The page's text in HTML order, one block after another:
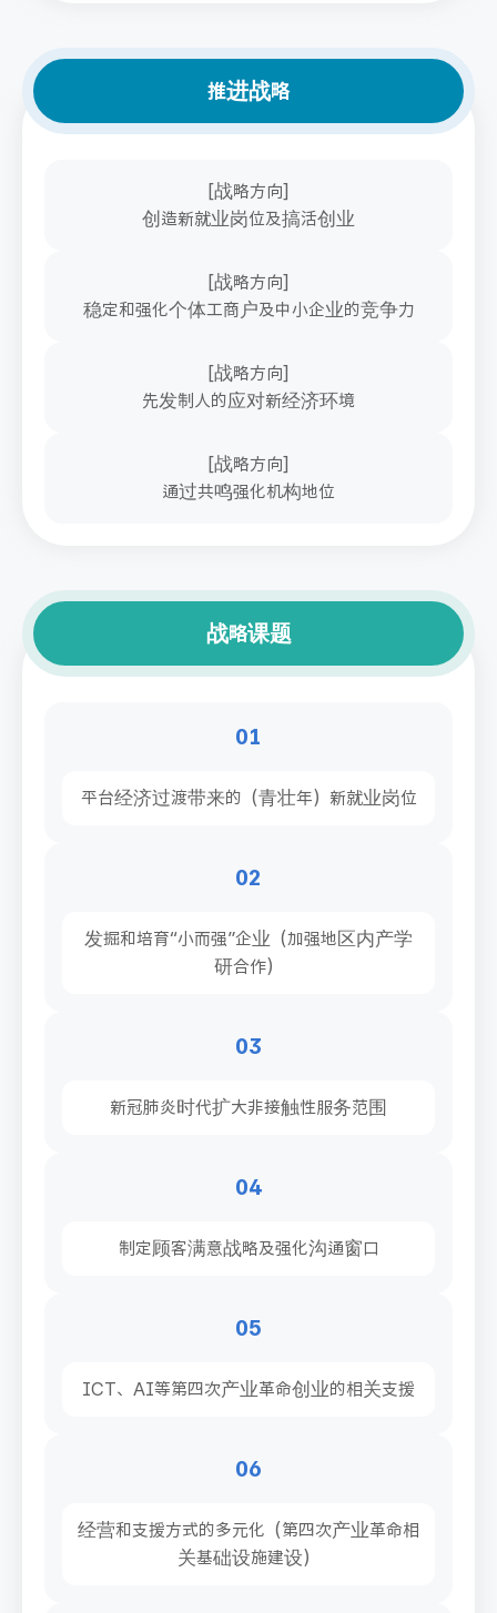
推进战略
[战略方向]
创造新就业岗位及搞活创业
[战略方向]
稳定和强化个体工商户及中小企业的竞争力
[战略方向]
先发制人的应对新经济环境
[战略方向]
通过共鸣强化机构地位
战略课题
01
平台经济过渡带来的（青壮年）新就业岗位
02
发掘和培育“小而强”企业（加强地区内产学
研合作）
03
新冠肺炎时代扩大非接触性服务范围
04
制定顾客满意战略及强化沟通窗口
05
ICT、AI等第四次产业革命创业的相关支援
06
经营和支援方式的多元化（第四次产业革命相
关基础设施建设）